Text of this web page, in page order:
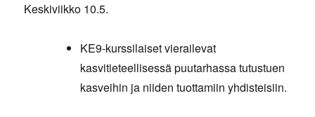
Keskiviikko 10.5.
KE9-kurssilaiset vierailevat
kasvitieteellisessä puutarhassa tutustuen
kasveihin ja niiden tuottamiin yhdisteisiin.